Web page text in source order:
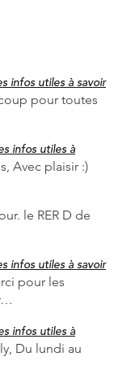
infos utiles à savoir
pour toutes
infos utiles à
Avec plaisir :)
le RER D de
infos utiles à savoir
pour les
infos utiles à
Du lundi au